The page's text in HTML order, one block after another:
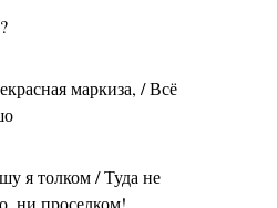
маркиза, / Всё
я толком / Туда не
ни проселком!